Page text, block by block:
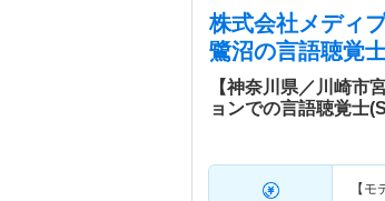
株式会社メディ
鷺沼の言語聴覚
【神奈川県／川崎
ョンでの言語聴覚士
【モ